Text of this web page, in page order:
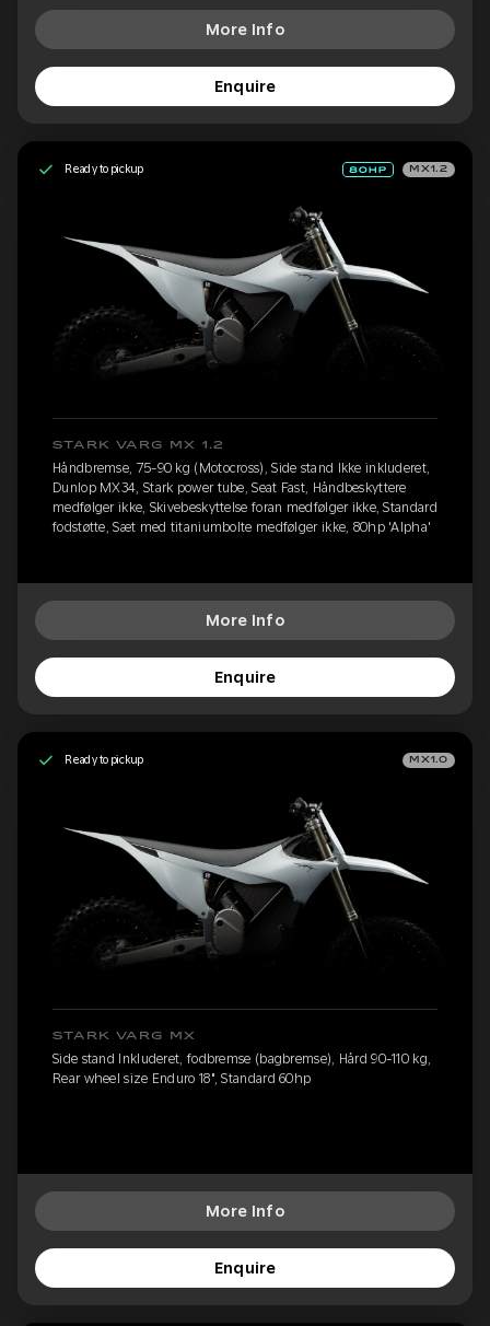
More Info
Enquire
Ready to pickup MX1.2
STARK VARG MX 1.2
Håndbremse, 75-90 kg (Motocross), Side stand Ikke inkluderet,
Dunlop MX34, Stark power tube, Seat Fast, Håndbeskyttere
medfølger ikke, Skivebeskyttelse foran medfølger ikke, Standard
fodstøtte, Sæt med titaniumbolte medfølger ikke, 80hp 'Alpha'
More Info
Enquire
Ready to pickup MX1.0
STARK VARG MX
Side stand Inkluderet, fodbremse (bagbremse), Hård 90-110 kg,
Rear wheel size Enduro 18", Standard 60hp
More Info
Enquire